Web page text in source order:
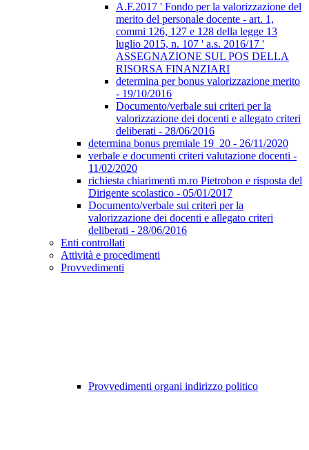
A.F.2017 ' Fondo per la valorizzazione del
merito del personale docente - art. 1,
commi 126, 127 e 128 della legge 13
luglio 2015, n. 107 ' a.s. 2016/17 '
ASSEGNAZIONE SUL POS DELLA
RISORSA FINANZIARI
determina per bonus valorizzazione merito
- 19/10/2016
Documento/verbale sui criteri per la
valorizzazione dei docenti e allegato criteri
deliberati - 28/06/2016
determina bonus premiale 19_20 - 26/11/2020
verbale e documenti criteri valutazione docenti -
11/02/2020
richiesta chiarimenti m.ro Pietrobon e risposta del
Dirigente scolastico - 05/01/2017
Documento/verbale sui criteri per la
valorizzazione dei docenti e allegato criteri
deliberati - 28/06/2016
Enti controllati
Attività e procedimenti
Provvedimenti
Provvedimenti organi indirizzo politico